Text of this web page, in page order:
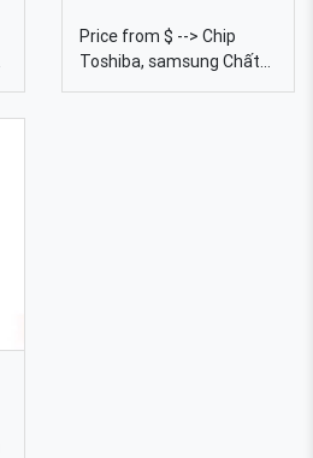
Price from $ --> Chip
Toshiba, samsung Chất
liệu Cao su, nhựa PVC